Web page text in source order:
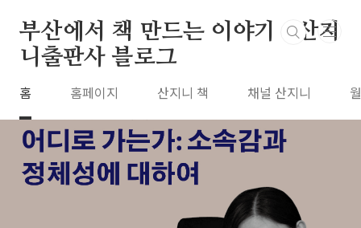
부산에서 책 만드는 이야기 : 산지
니출판사 블로그
홈 홈페이지 산지니 책 채널 산지니